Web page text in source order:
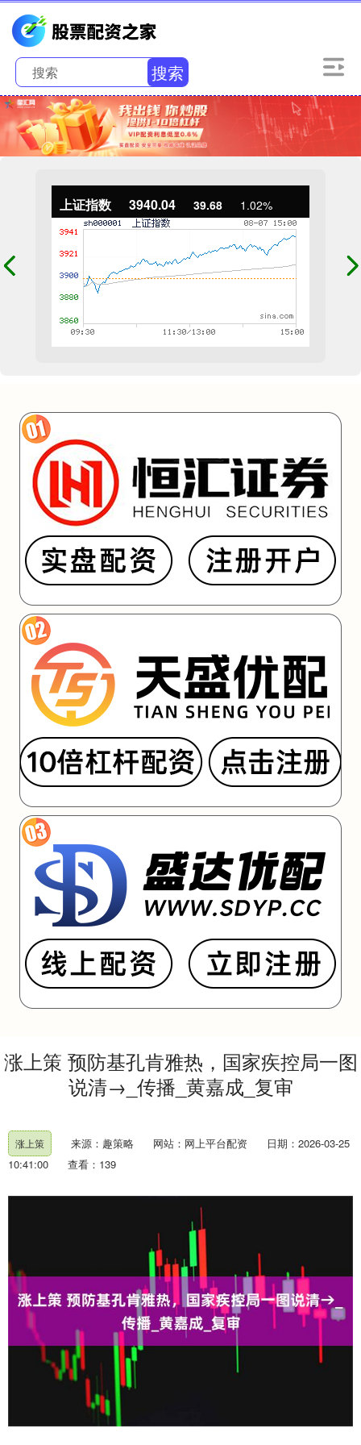
搜索
上证指数 3940.04 39.68 1.02%
涨上策 预防基孔肯雅热，国家疾控局一图
说清→_传播_黄嘉成_复审
涨上策 来源：趣策略 网站：网上平台配资
日期：2026-03-25
10:41:00
查看：139